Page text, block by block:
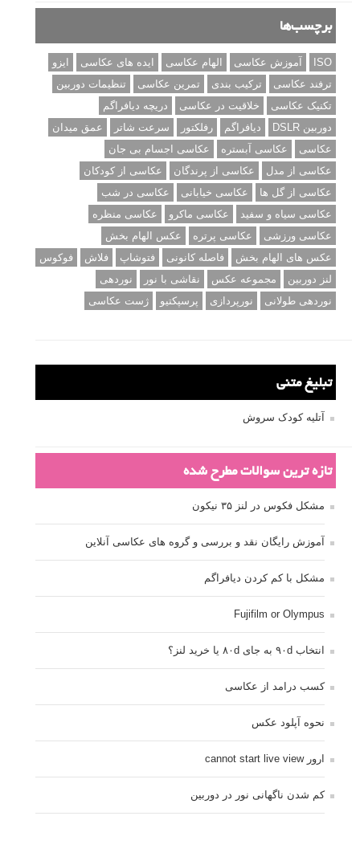
برچسب‌ها
ISO آموزش عکاسی الهام عکاسی ایده های عکاسی
ایزو
ترفند عکاسی
ترکیب بندی تمرین عکاسی
تنظیمات دوربین
تکنیک عکاسی
خلاقیت در عکاسی
دریچه دیافراگم
دوربین DSLR
دیافراگم رفلکتور سرعت شاتر
عمق میدان
عکاسی
عکاسی آبستره
عکاسی اجسام بی جان
عکاسی از مدل
عکاسی از پرندگان
عکاسی از کودکان
عکاسی از گل ها
عکاسی خیابانی
عکاسی در شب
عکاسی سیاه و سفید
عکاسی ماکرو
عکاسی منظره
عکاسی ورزشی
عکاسی پرتره
عکس الهام بخش
عکس های الهام بخش
فاصله کانونی فتوشاپ فلاش
فوکوس
لنز دوربین
مجموعه عکس نقاشی با نور
نوردهی
نوردهی طولانی
نورپردازی پرسپکتیو ژست عکاسی
تبلیغ متنی
آتلیه کودک سروش
تازه ترین سوالات مطرح شده
مشکل فکوس در لنز ۳۵ نیکون
آموزش رایگان نقد و بررسی و گروه های عکاسی آنلاین
مشکل با کم کردن دیافراگم
Fujifilm or Olympus
انتخاب ۹۰d به جای ۸۰d یا خرید لنز؟
کسب درامد از عکاسی
نحوه آپلود عکس
ارور cannot start live view
کم شدن ناگهانی نور در دوربین